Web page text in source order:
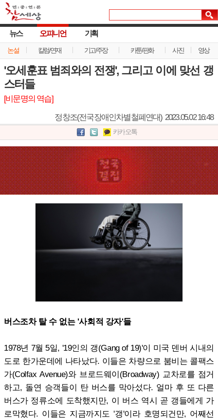
뉴스 오피니언
논설 칼럼/연재 기고/주장 카툰/판화 사진 영상
기획
'오세훈표 범죄와의 전쟁', 그리고 이에 맞선 갱
스터들
[비문명의 역습]
정창조(전국장애인차별철폐연대) 2023.05.02 16:48
카카오톡
버스조차 탈 수 없는 '사회적 강자'들
1978년 7월 5일, '19인의 갱(Gang of 19)'이 미국 덴버 시내의
도로 한가운데에 나타났다. 이들은 차량으로 붐비는 콜팩스
가(Colfax Avenue)와 브로드웨이(Broadway) 교차로를 점거
하고, 돌연 승객들이 탄 버스를 막아섰다. 얼마 후 또 다른
버스가 정류소에 도착했지만, 이 버스 역시 곧 갱들에게 가
로막혔다. 이들은 지금까지도 '갱'이라 호명되건만, 어째선